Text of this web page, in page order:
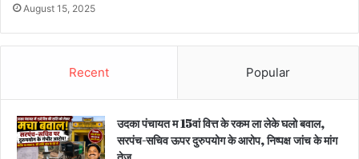
August 15, 2025
Recent Popular
उदका पंचायत म 15वां वित्त के रकम ला लेके घलो बवाल,
सरपंच-सचिव ऊपर दुरुपयोग के आरोप, निष्पक्ष जांच के मांग